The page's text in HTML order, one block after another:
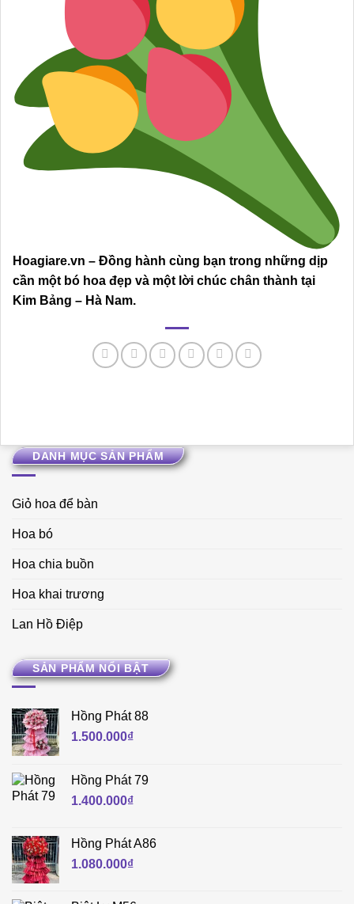
DANH MỤC SẢN PHẨM
Giỏ hoa để bàn
Hoa bó
Hoa chia buồn
Hoa khai trương
Lan Hồ Điệp
SẢN PHẨM NỔI BẬT
Hồng Phát 88
1.500.000₫
Hồng Phát 79
1.400.000₫
Hồng Phát A86
1.080.000₫
Hoagiare.vn – Đồng hành cùng bạn trong những dịp
cần một bó hoa đẹp và một lời chúc chân thành tại
Kim Bảng – Hà Nam.